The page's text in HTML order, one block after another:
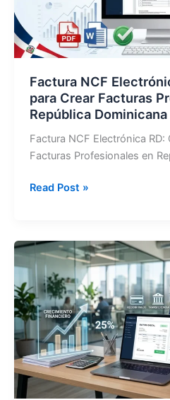
República
Dominicana
Factura NCF
para Crear Facturas
República Dominicana
Factura NCF Electrónica
Facturas Profesionales en
Factura
RD:
Guía
2026
para
Crear
Facturas
Profesionales
en
República
Dominicana
Read Post »